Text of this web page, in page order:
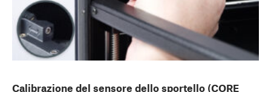
Calibrazione del sensore dello sportello (CORE